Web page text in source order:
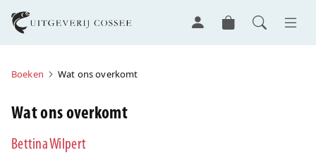
Boeken Wat ons overkomt
Wat ons overkomt
Bettina Wilpert